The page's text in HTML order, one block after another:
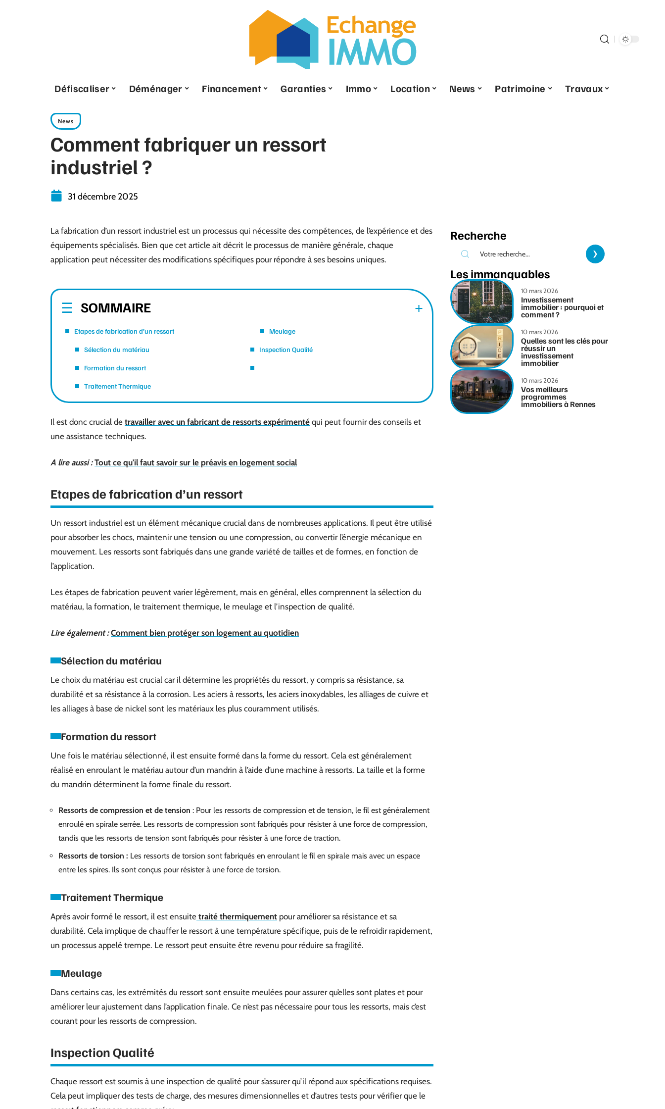
Défiscaliser Déménager Financement Garanties Immo Location News Patrimoine Travaux
News
Comment fabriquer un ressort
industriel ?
31 décembre 2025
La fabrication d’un ressort industriel est un processus qui nécessite des compétences, de l’expérience et des
équipements spécialisés. Bien que cet article ait décrit le processus de manière générale, chaque
application peut nécessiter des modifications spécifiques pour répondre à ses besoins uniques.
SOMMAIRE
Etapes de fabrication d’un ressort
Sélection du matériau
Formation du ressort
Traitement Thermique
Meulage
Inspection Qualité
Il est donc crucial de travailler avec un fabricant de ressorts expérimenté qui peut fournir des conseils et
une assistance techniques.
A lire aussi : Tout ce qu'il faut savoir sur le préavis en logement social
Etapes de fabrication d’un ressort
Un ressort industriel est un élément mécanique crucial dans de nombreuses applications. Il peut être utilisé
pour absorber les chocs, maintenir une tension ou une compression, ou convertir l’énergie mécanique en
mouvement. Les ressorts sont fabriqués dans une grande variété de tailles et de formes, en fonction de
l’application.
Les étapes de fabrication peuvent varier légèrement, mais en général, elles comprennent la sélection du
matériau, la formation, le traitement thermique, le meulage et l’inspection de qualité.
Lire également : Comment bien protéger son logement au quotidien
Sélection du matériau
Le choix du matériau est crucial car il détermine les propriétés du ressort, y compris sa résistance, sa
durabilité et sa résistance à la corrosion. Les aciers à ressorts, les aciers inoxydables, les alliages de cuivre et
les alliages à base de nickel sont les matériaux les plus couramment utilisés.
Formation du ressort
Une fois le matériau sélectionné, il est ensuite formé dans la forme du ressort. Cela est généralement
réalisé en enroulant le matériau autour d’un mandrin à l’aide d’une machine à ressorts. La taille et la forme
du mandrin déterminent la forme finale du ressort.
Ressorts de compression et de tension : Pour les ressorts de compression et de tension, le fil est généralement
enroulé en spirale serrée. Les ressorts de compression sont fabriqués pour résister à une force de compression,
tandis que les ressorts de tension sont fabriqués pour résister à une force de traction.
Ressorts de torsion : Les ressorts de torsion sont fabriqués en enroulant le fil en spirale mais avec un espace
entre les spires. Ils sont conçus pour résister à une force de torsion.
Traitement Thermique
Après avoir formé le ressort, il est ensuite traité thermiquement pour améliorer sa résistance et sa
durabilité. Cela implique de chauffer le ressort à une température spécifique, puis de le refroidir rapidement,
un processus appelé trempe. Le ressort peut ensuite être revenu pour réduire sa fragilité.
Meulage
Dans certains cas, les extrémités du ressort sont ensuite meulées pour assurer qu’elles sont plates et pour
améliorer leur ajustement dans l’application finale. Ce n’est pas nécessaire pour tous les ressorts, mais c’est
courant pour les ressorts de compression.
Inspection Qualité
Chaque ressort est soumis à une inspection de qualité pour s’assurer qu’il répond aux spécifications requises.
Cela peut impliquer des tests de charge, des mesures dimensionnelles et d’autres tests pour vérifier que le
Recherche
Les immanquables
10 mars 2026
Investissement
immobilier : pourquoi et
comment ?
10 mars 2026
Quelles sont les clés pour
réussir un
investissement
immobilier
10 mars 2026
Vos meilleurs
programmes
immobiliers à Rennes